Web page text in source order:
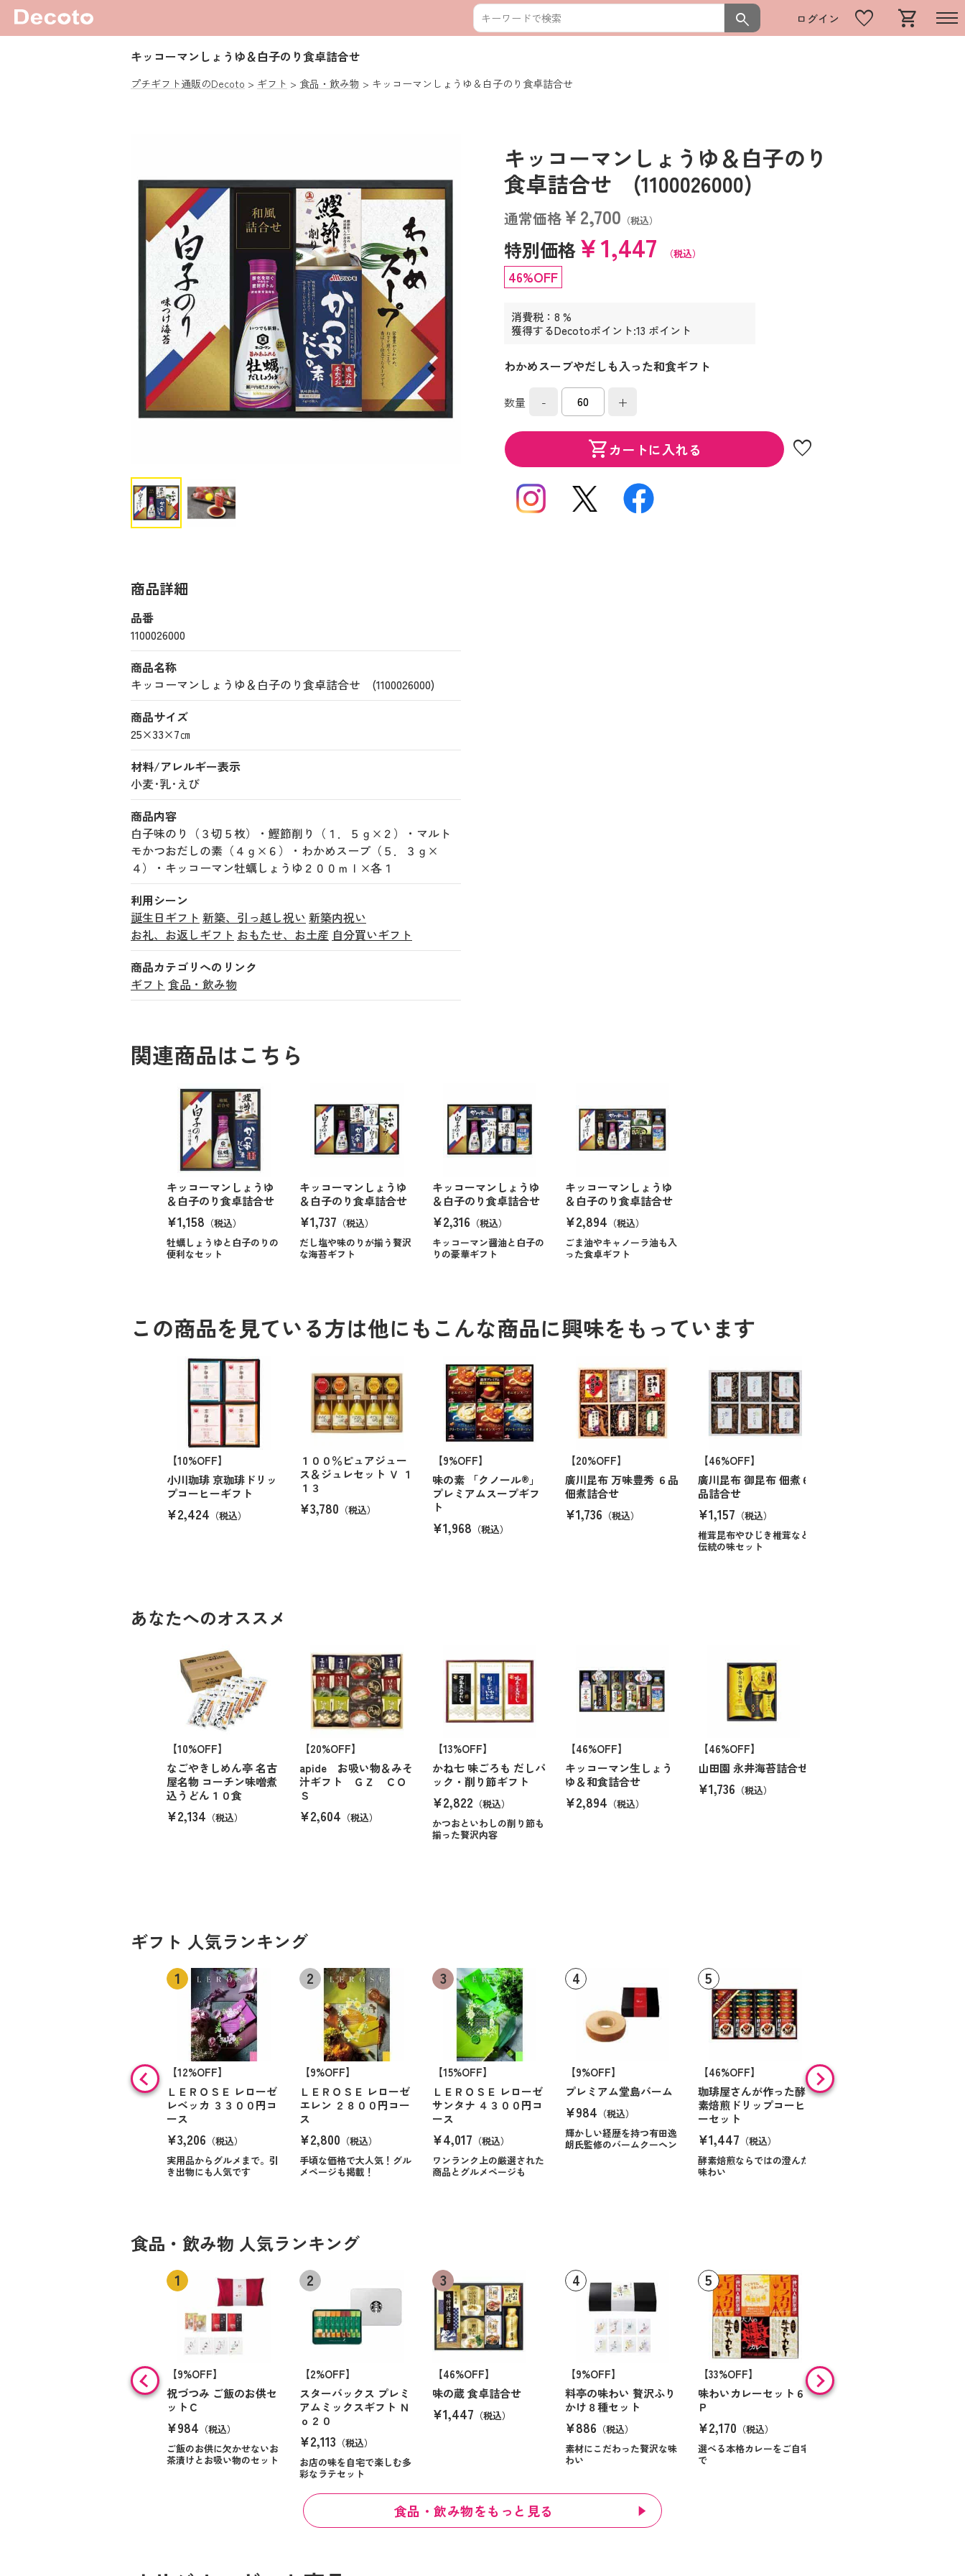
search ログイン favorite shopping_cart
キッコーマンしょうゆ＆白子のり食卓詰合せ
プチギフト通販のDecoto ギフト 食品・飲み物 キッコーマンしょうゆ＆白子のり食卓詰合せ
キッコーマンしょうゆ＆白子のり
食卓詰合せ (1100026000)
通常価格￥2,700 （税込）
特別価格￥1,447 （税込）
46%OFF
消費税：8 %
獲得するDecotoポイント:13 ポイント
わかめスープやだしも入った和食ギフト
数量 - +
shopping_cartカートに入れる favorite
商品詳細
品番
1100026000
商品名称
キッコーマンしょうゆ＆白子のり食卓詰合せ (1100026000)
商品サイズ
25×33×7㎝
材料/アレルギー表示
小麦･乳･えび
商品内容
白子味のり（３切５枚）・鰹節削り（１．５ｇ×２）・マルト
モかつおだしの素（４ｇ×６）・わかめスープ（５．３ｇ×
４）・キッコーマン牡蠣しょうゆ２００ｍｌ×各１
利用シーン
誕生日ギフト 新築、引っ越し祝い 新築内祝い
お礼、お返しギフト おもたせ、お土産 自分買いギフト
商品カテゴリへのリンク
ギフト 食品・飲み物
関連商品はこちら
キッコーマンしょうゆ
＆白子のり食卓詰合せ
¥1,158 （税込）
牡蠣しょうゆと白子のりの
便利なセット
キッコーマンしょうゆ
＆白子のり食卓詰合せ
¥1,737 （税込）
だし塩や味のりが揃う贅沢
な海苔ギフト
キッコーマンしょうゆ
＆白子のり食卓詰合せ
¥2,316 （税込）
キッコーマン醤油と白子の
りの豪華ギフト
キッコーマンしょうゆ
＆白子のり食卓詰合せ
¥2,894 （税込）
ごま油やキャノーラ油も入
った食卓ギフト
この商品を見ている方は他にもこんな商品に興味をもっています
【10%OFF】
小川珈琲 京珈琲ドリッ
プコーヒーギフト
¥2,424 （税込）
１００％ピュアジュー
ス＆ジュレセット Ｖ １
１３
¥3,780 （税込）
【9%OFF】
味の素 「クノール®」
プレミアムスープギフ
ト
¥1,968 （税込）
【20%OFF】
廣川昆布 万味豊秀 ６品
佃煮詰合せ
¥1,736 （税込）
【46%OFF】
廣川昆布 御昆布 佃煮６
品詰合せ
¥1,157 （税込）
椎茸昆布やひじき椎茸など
伝統の味セット
あなたへのオススメ
【10%OFF】
なごやきしめん亭 名古
屋名物 コーチン味噌煮
込うどん１０食
¥2,134 （税込）
【20%OFF】
apide お吸い物＆みそ
汁ギフト ＧＺ ＣＯ
Ｓ
¥2,604 （税込）
【13%OFF】
かね七 味ごろも だしパ
ック・削り節ギフト
¥2,822 （税込）
かつおといわしの削り節も
揃った贅沢内容
【46%OFF】
キッコーマン生しょう
ゆ＆和食詰合せ
¥2,894 （税込）
【46%OFF】
山田園 永井海苔詰合せ
¥1,736 （税込）
ギフト 人気ランキング
【12%OFF】
ＬＥＲＯＳＥ レローゼ
レベッカ ３３００円コ
ース
¥3,206 （税込）
実用品からグルメまで。引
き出物にも人気です
【9%OFF】
ＬＥＲＯＳＥ レローゼ
エレン ２８００円コー
ス
¥2,800 （税込）
手頃な価格で大人気！グル
メページも掲載！
【15%OFF】
ＬＥＲＯＳＥ レローゼ
サンタナ ４３００円コ
ース
¥4,017 （税込）
ワンランク上の厳選された
商品とグルメページも
【9%OFF】
プレミアム堂島バーム
¥984 （税込）
輝かしい経歴を持つ有田逸
朗氏監修のバームクーヘン
【46%OFF】
珈琲屋さんが作った酵
素焙煎ドリップコーヒ
ーセット
¥1,447 （税込）
酵素焙煎ならではの澄んだ
味わい
【9%OFF】
アラン・ド・パリ ショ
食品・飲み物 人気ランキング
【9%OFF】
祝づつみ ご飯のお供セ
ットＣ
¥984 （税込）
ご飯のお供に欠かせないお
茶漬けとお吸い物のセット
【2%OFF】
スターバックス プレミ
アムミックスギフト Ｎ
ｏ２０
¥2,113 （税込）
お店の味を自宅で楽しむ多
彩なラテセット
【46%OFF】
味の蔵 食卓詰合せ
¥1,447 （税込）
【9%OFF】
料亭の味わい 贅沢ふり
かけ８種セット
¥886 （税込）
素材にこだわった贅沢な味
わい
【33%OFF】
味わいカレーセット６
Ｐ
¥2,170 （税込）
選べる本格カレーをご自宅
で
【9%OFF】
味の素 「クノールＲ」
食品・飲み物をもっと見る